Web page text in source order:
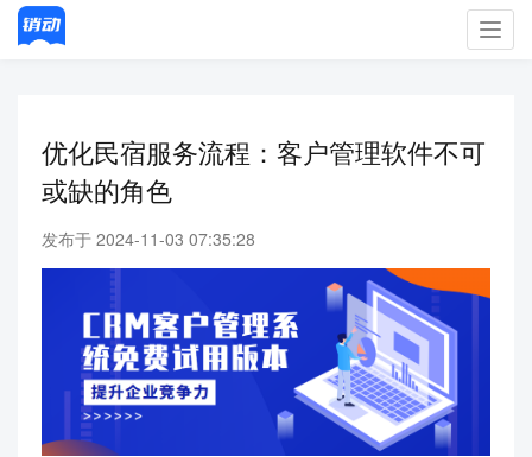
优化民宿服务流程：客户管理软件不可
或缺的角色
发布于 2024-11-03 07:35:28